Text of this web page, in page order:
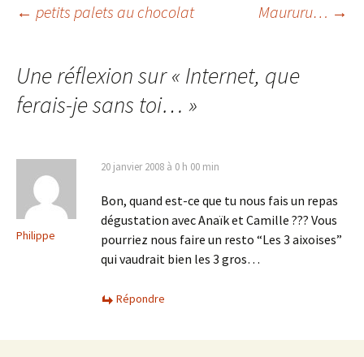
Navigation
des
articles
← petits palets au chocolat Maururu… →
Une réflexion sur « Internet, que
ferais-je sans toi… »
Philippe
20 janvier 2008 à 0 h 00 min
Bon, quand est-ce que tu nous fais un repas
dégustation avec Anaïk et Camille ??? Vous
pourriez nous faire un resto “Les 3 aixoises”
qui vaudrait bien les 3 gros…
Répondre